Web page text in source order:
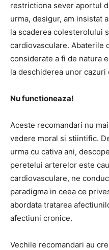
restrictiona sever aportul
urma, desigur, am insistat
la scaderea colesterolului
cardiovasculare. Abaterile
considerate a fi de natura
la deschiderea unor cazuri
Nu functioneaza!
Aceste recomandari nu
vedere moral si stiintific.
urma cu cativa ani,
peretelui arterelor este
cardiovasculare, ne
paradigma in ceea ce
abordata tratarea
afectiuni cronice.
Vechile recomandari au